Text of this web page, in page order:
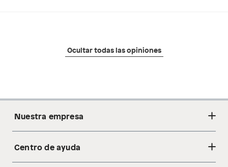
Ocultar todas las opiniones
Nuestra empresa
Acerca de nosotros
Centro de ayuda